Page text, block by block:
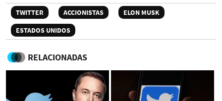
TWITTER ACCIONISTAS
ELON MUSK
ESTADOS UNIDOS
RELACIONADAS